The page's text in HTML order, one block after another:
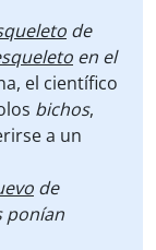
de
en el
el científico
bichos,
a un
de
ponían